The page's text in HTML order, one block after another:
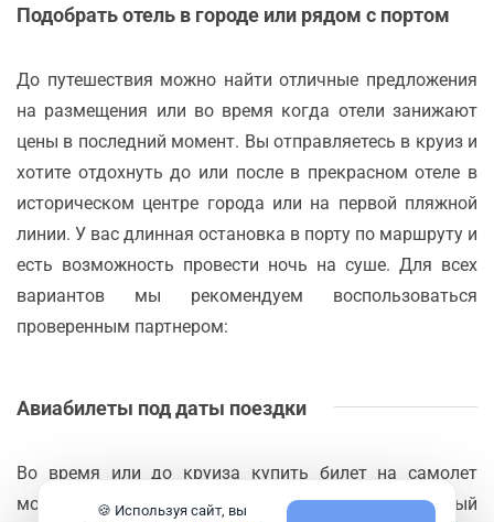
Подобрать отель в городе или рядом с портом
До путешествия можно найти отличные предложения
на размещения или во время когда отели занижают
цены в последний момент. Вы отправляетесь в круиз и
хотите отдохнуть до или после в прекрасном отеле в
историческом центре города или на первой пляжной
линии. У вас длинная остановка в порту по маршруту и
есть возможность провести ночь на суше. Для всех
вариантов мы рекомендуем воспользоваться
проверенным партнером:
Авиабилеты под даты поездки
Во время или до круиза купить билет на самолет
может стать актуальной необходимостью. Самый
🍪 Используя сайт, вы